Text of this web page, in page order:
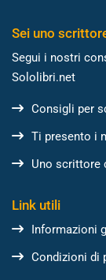
Sei uno
Segui i nostri
Sololibri.net
Consigli per
Ti presento i
Uno scrittore
Link utili
Informazioni
Condizioni di